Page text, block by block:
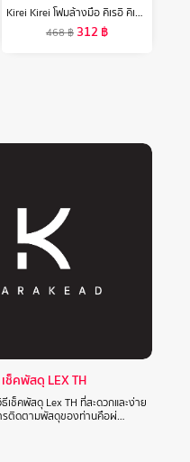
Kirei Kirei โฟมล้างมือ คิเรอิ คิเรอิ กลิ่นออริจินอล Original ชนิดถุงเติม 200 ml 12 ถุง
468฿ 312฿
เช็คพัสดุ LEX TH
เช็คพัสดุ Lex TH ที่สะดวกและง่าย
รติดตามพัสดุของท่านคือผ่…